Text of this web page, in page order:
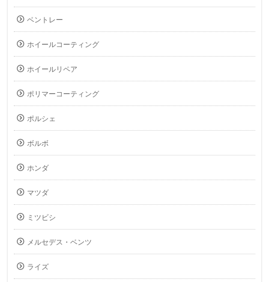
ベントレー
ホイールコーティング
ホイールリペア
ポリマーコーティング
ポルシェ
ボルボ
ホンダ
マツダ
ミツビシ
メルセデス・ベンツ
ライズ